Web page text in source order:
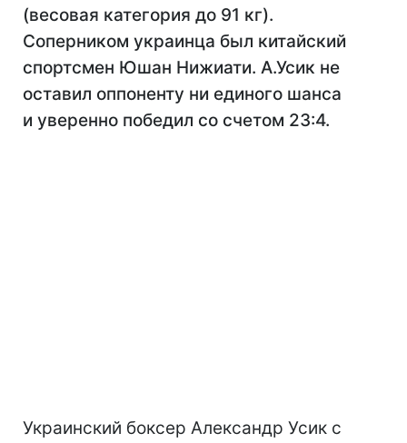
(весовая категория до 91 кг).
Соперником украинца был китайский
спортсмен Юшан Нижиати. А.Усик не
оставил оппоненту ни единого шанса
и уверенно победил со счетом 23:4.
Украинский боксер Александр Усик с